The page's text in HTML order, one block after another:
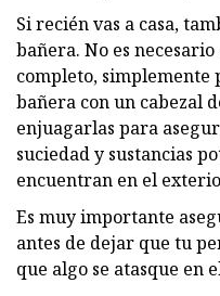
Si recién vas a casa,
bañera. No es
completo, simplemente
bañera con un cabezal
enjuagarlas para
suciedad y sustancias
encuentran en el
Es muy importante
antes de dejar que tu
que algo se atasque en